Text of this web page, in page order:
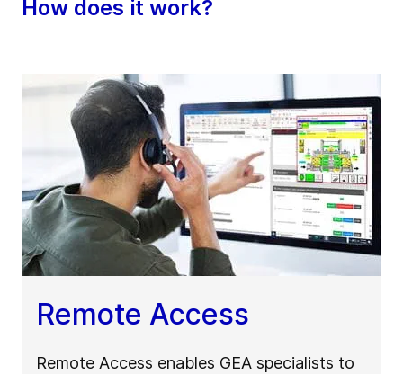
How does it work?
Remote Access
Remote Access enables GEA specialists to